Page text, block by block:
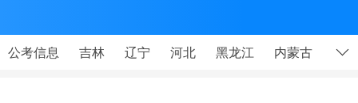
公考信息 吉林 辽宁 河北 黑龙江 内蒙古 山东